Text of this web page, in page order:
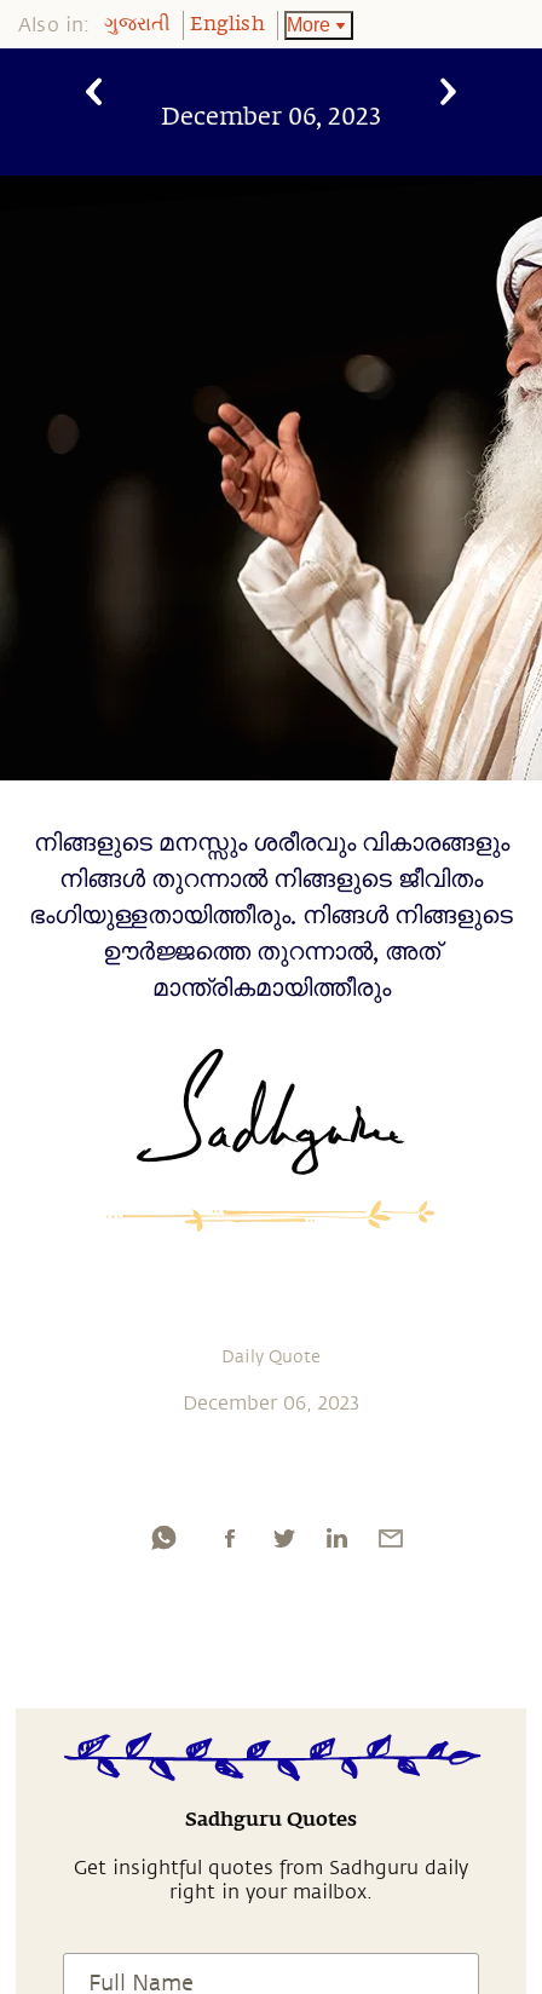
Also in: ગુજરાતી English More
December 06, 2023
നിങ്ങളുടെ മനസ്സും ശരീരവും വികാരങ്ങളും
നിങ്ങൾ തുറന്നാൽ നിങ്ങളുടെ ജീവിതം
ഭംഗിയുള്ളതായിത്തീരും. നിങ്ങൾ നിങ്ങളുടെ
ഊർജ്ജത്തെ തുറന്നാൽ, അത്
മാന്ത്രികമായിത്തീരും
Daily Quote
December 06, 2023
Sadhguru Quotes
Get insightful quotes from Sadhguru daily
right in your mailbox.